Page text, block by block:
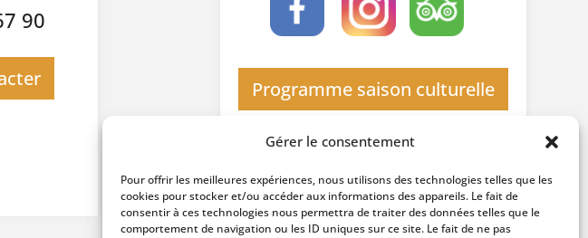
Gérer le consentement
Pour offrir les meilleures expériences, nous utilisons des technologies telles que les
cookies pour stocker et/ou accéder aux informations des appareils. Le fait de
consentir à ces technologies nous permettra de traiter des données telles que le
comportement de navigation ou les ID uniques sur ce site. Le fait de ne pas
90
Programme saison culturelle